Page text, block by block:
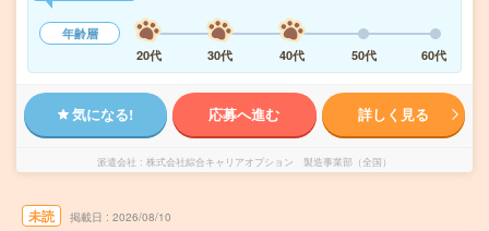
年齢層
20代
30代 40代 50代 60代
気になる! 応募へ進む 詳しく見る
派遣会社 株式会社綜合キャリアオプション 製造事業部（全国）
未読 掲載日 2026/08/10